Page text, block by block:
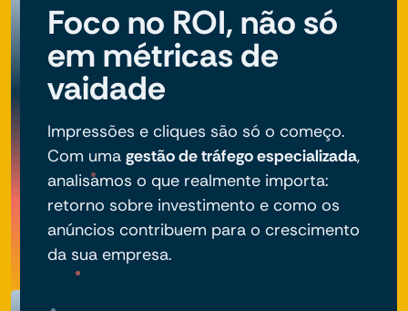
Foco no ROI, não só
em métricas de
vaidade
Impressões e cliques são só o começo.
Com uma gestão de tráfego especializada,
analisamos o que realmente importa:
retorno sobre investimento e como os
anúncios contribuem para o crescimento
da sua empresa.